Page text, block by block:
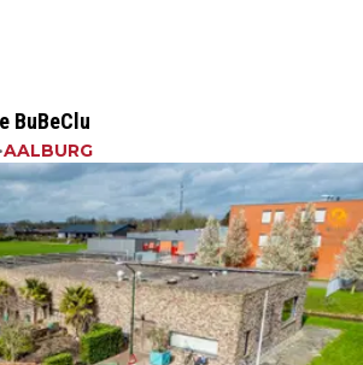
BuBeClu
•AALBURG